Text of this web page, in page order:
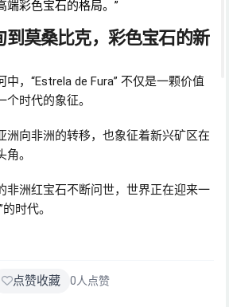
端彩色宝石的格局。”
到莫桑比克，彩色宝石的新
，“Estrela de Fura” 不仅是一颗价值
时代的象征。
洲向非洲的转移，也象征着新兴矿区在
。
非洲红宝石不断问世，世界正在迎来一
时代。
点赞收藏 0人点赞